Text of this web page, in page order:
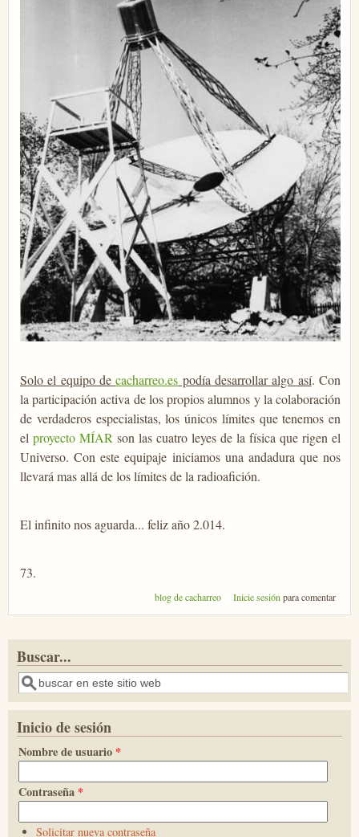
Solo el equipo decacharreo.es podía desarrollar algo así. Con
la participación activa de los propios alumnos y la colaboración
de verdaderos especialistas, los únicos límites que tenemos en
el proyecto MÍAR son las cuatro leyes de la física que rigen el
Universo. Con este equipaje iniciamos una andadura que nos
llevará mas allá de los límites de la radioafición.
El infinito nos aguarda... feliz año 2.014.
73.
blog de cacharreo Inicie sesión para comentar
Buscar...
Buscar
Inicio de sesión
Nombre de usuario *
Contraseña *
Solicitar nueva contraseña